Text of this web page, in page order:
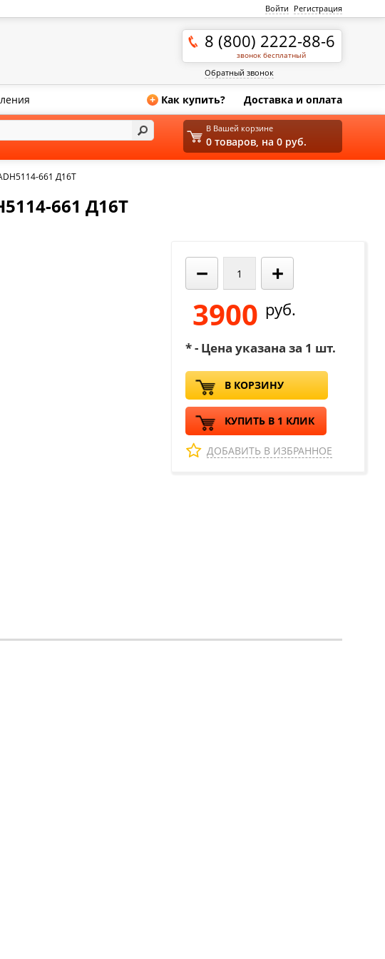
Войти Регистрация
8 (800) 2222-88-6
звонок бесплатный
Обратный звонок
+ Как купить? Доставка и оплата
661 Д16Т
661 Д16Т
− +
3900 руб.
* - Цена указана за 1 шт.
В КОРЗИНУ
КУПИТЬ В 1 КЛИК
ДОБАВИТЬ В ИЗБРАННОЕ
В Вашей корзине
0 товаров, на 0 руб.